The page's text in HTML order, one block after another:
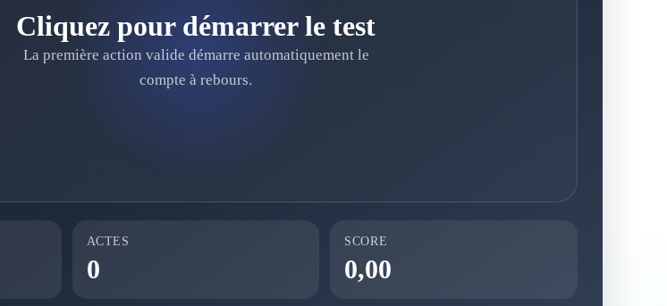
Cliquez pour démarrer le test
La première action valide démarre automatiquement le
compte à rebours.
ACTES
0
SCORE
0,00